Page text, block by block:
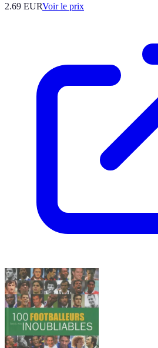
2.69 EURVoir le prix